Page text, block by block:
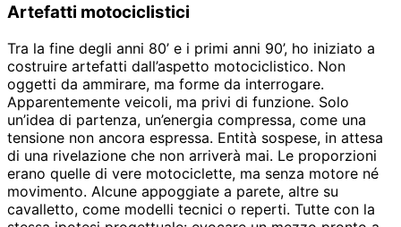
Artefatti motociclistici
Tra la fine degli anni 80’ e i primi anni 90’, ho iniziato a
costruire artefatti dall’aspetto motociclistico. Non
oggetti da ammirare, ma forme da interrogare.
Apparentemente veicoli, ma privi di funzione. Solo
un’idea di partenza, un’energia compressa, come una
tensione non ancora espressa. Entità sospese, in attesa
di una rivelazione che non arriverà mai. Le proporzioni
erano quelle di vere motociclette, ma senza motore né
movimento. Alcune appoggiate a parete, altre su
cavalletto, come modelli tecnici o reperti. Tutte con la